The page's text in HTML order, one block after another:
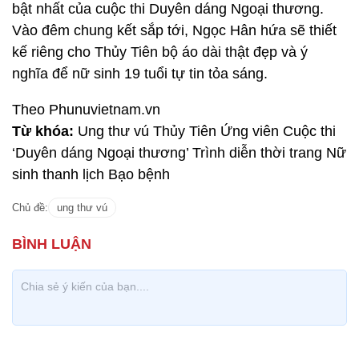
bật nhất của cuộc thi Duyên dáng Ngoại thương.
Vào đêm chung kết sắp tới, Ngọc Hân hứa sẽ thiết
kế riêng cho Thủy Tiên bộ áo dài thật đẹp và ý
nghĩa để nữ sinh 19 tuổi tự tin tỏa sáng.
Theo Phunuvietnam.vn
Từ khóa: Ung thư vú Thủy Tiên Ứng viên Cuộc thi
‘Duyên dáng Ngoại thương’ Trình diễn thời trang Nữ
sinh thanh lịch Bạo bệnh
Chủ đề: ung thư vú